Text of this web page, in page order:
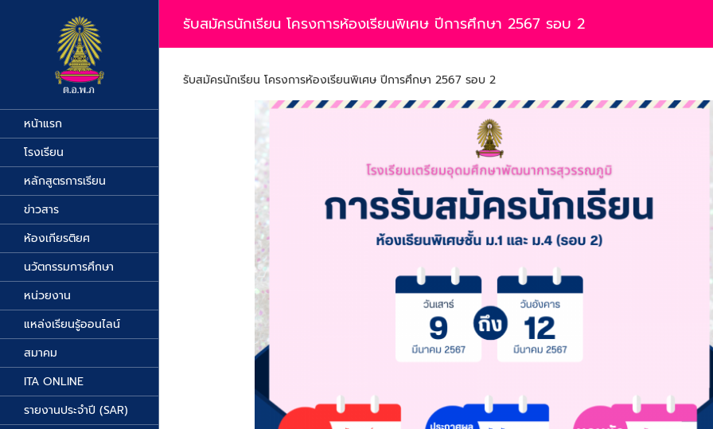
หน้าแรก
โรงเรียน
หลักสูตรการเรียน
ข่าวสาร
ห้องเกียรติยศ
นวัตกรรมการศึกษา
หน่วยงาน
แหล่งเรียนรู้ออนไลน์
สมาคม
ITA ONLINE
รายงานประจำปี (SAR)
รับสมัครนักเรียน โครงการห้องเรียนพิเศษ ปีการศึกษา 2567 รอบ 2
รับสมัครนักเรียน โครงการห้องเรียนพิเศษ ปีการศึกษา 2567 รอบ 2